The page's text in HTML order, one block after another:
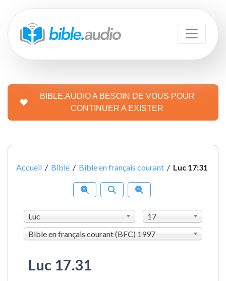
BIBLE.AUDIO A BESOIN DE VOUS POUR
CONTINUER A EXISTER
Accueil / Bible / Bible en français courant / Luc 17:31
Luc
17
Bible en français courant (BFC) 1997
Luc 17.31